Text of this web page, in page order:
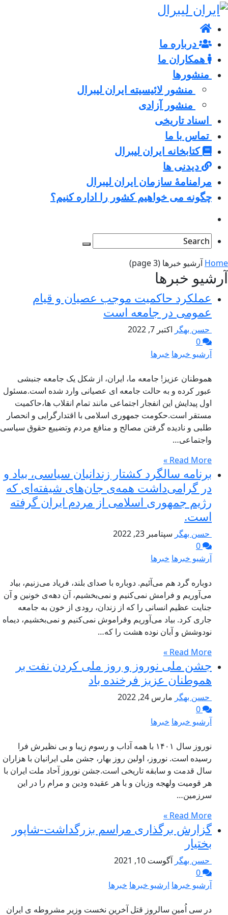
درباره ما
همکاران ما
منشورها
منشور لائیسیته ایران لیبرال
منشور آزادی
اسناد تاریخی
تماس با ما
کتابخانه ایران لیبرال
دیدنی ها
مرامنامۀ سازمان ایران لیبرال
چگونه می خواهیم کشور را اداره کنیم؟
Home آرشیو خبرها (page 3)
آرشیو خبرها
عملکرد حاکمیت موجب عصیان و قیام
عمومی در جامعه است
حسن بهگر اکتبر 7, 2022
آرشیو خبرها خبرها
هموطنان عزیز! جامعه ما، ایران، از شکل یک جامعه جنبشی
عبور کرده و به حالت جامعه ای عصیانی وارد شده است.مسئول
اول پیدایش این انفجار اجتماعی مانند تمام انقلاب ها،حاکمیت
مستقر است.حکومت جمهوری اسلامی با اقتدارگرایی و انحصار
طلبی و نادیده گرفتن مصالح و منافع مردم وتضییع حقوق سیاسی
واجتماعی…
Read More »
برنامه سالگرد کشتار زندانیان سیاسی، بیاد و
در گرامی‌داشت همه‌ی جان‌های شیفته‌ای که
رژیم جمهوری اسلامی از مردم ایران گرفته‌
است.
حسن بهگر سپتامبر 23, 2022
آرشیو خبرها خبرها
دوباره گرد هم می‌آئیم. دوباره با صدای بلند، فریاد می‌زنیم، بیاد
می‌آوریم و فرامش نمی‌کنیم و نمی‌بخشیم، آن دهه‌ی خونین و آن
جنایت عظیم انسانی را که از زندان، رودی از خون به جامعه
جاری کرد. بیاد می‌آوریم وفراموش نمی‌کنیم و نمی‌بخشیم، دیماه
نودوشش و آبان نوده هشت را که…
Read More »
جشن ملی نوروز و روز ملی کردن نفت بر
هموطنان عزیز فرخنده باد
حسن بهگر مارس 24, 2022
آرشیو خبرها خبرها
نوروز سال ۱۴۰۱ با همه آداب و رسوم زیبا و بی نظیرش فرا
رسیده است. نوروز، اولین روز بهار، جشن ملی ایرانیان با هزاران
سال قدمت و سابقه تاریخی است.جشن نوروز آحاد ملت ایران با
هر قومیت ولهجه وزبان و با هر عقیده ودین و مرام را در این
سرزمین…
Read More »
گزارش برگذاری مراسم بزرگداشت-شاپور
بختیار
حسن بهگر آگوست 10, 2021
آرشیو خبرها ارشیو خبرها خبرها
در سی اُمین سالروز قتل آخرین نخست وزیر مشروطه ی ایران